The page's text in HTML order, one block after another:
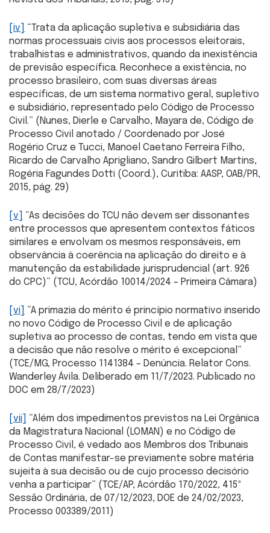
[iv]
“Trata da aplicação supletiva e subsidiária das
normas processuais civis aos processos eleitorais,
trabalhistas e administrativos, quando da inexistência
de previsão específica. Reconhece a existência, no
processo brasileiro, com suas diversas áreas
específicas, de um sistema normativo geral, supletivo
e subsidiário, representado pelo Código de Processo
Civil.” (Nunes, Dierle e Carvalho, Mayara de, Código de
Processo Civil anotado / Coordenado por José
Rogério Cruz e Tucci, Manoel Caetano Ferreira Filho,
Ricardo de Carvalho Aprigliano, Sandro Gilbert Martins,
Rogéria Fagundes Dotti (Coord.), Curitiba: AASP, OAB/PR,
2015, pág. 29)
[v]
“As decisões do TCU não devem ser dissonantes
entre processos que apresentem contextos fáticos
similares e envolvam os mesmos responsáveis, em
observância à coerência na aplicação do direito e à
manutenção da estabilidade jurisprudencial (art. 926
do CPC)” (TCU, Acórdão 10014/2024 – Primeira Câmara)
[vi]
“A primazia do mérito é princípio normativo inserido
no novo Código de Processo Civil e de aplicação
supletiva ao processo de contas, tendo em vista que
a decisão que não resolve o mérito é excepcional”
(TCE/MG, Processo 1141384 – Denúncia. Relator Cons.
Wanderley Ávila. Deliberado em 11/7/2023. Publicado no
DOC em 28/7/2023)
[vii]
“Além dos impedimentos previstos na Lei Orgânica
da Magistratura Nacional (LOMAN) e no Código de
Processo Civil, é vedado aos Membros dos Tribunais
de Contas manifestar-se previamente sobre matéria
sujeita à sua decisão ou de cujo processo decisório
venha a participar” (TCE/AP, Acórdão 170/2022, 415ª
Sessão Ordinária, de 07/12/2023, DOE de 24/02/2023,
Processo 003389/2011)